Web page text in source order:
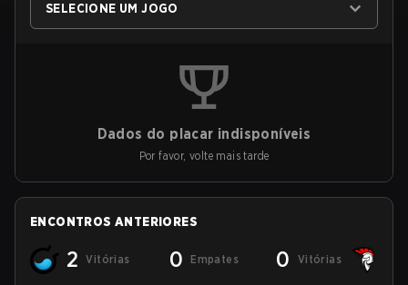
SELECIONE UM JOGO
Dados do placar indisponíveis
Por favor, volte mais tarde
ENCONTROS ANTERIORES
2 Vitórias 0 Empates 0 Vitórias